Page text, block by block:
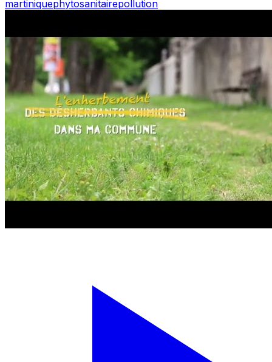
martiniquephytosanitairepollution